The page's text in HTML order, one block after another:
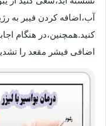
آب،اضافه کردن فیبر به
کنید.همچنین،در هنگام
اضافی فیشر مقعد را